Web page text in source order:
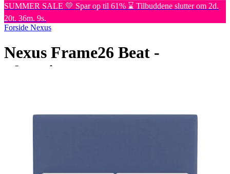
SUMMER SALE 💛 Spar op til 61% ⌛ Tilbuddene slutter om 2d.
20t. 36m. 9s.
Forside Nexus
Nexus Frame26 Beat -
Elevation
justerbar komfort, der giver en forbedret søvnoplevelse. Fås i et
cm